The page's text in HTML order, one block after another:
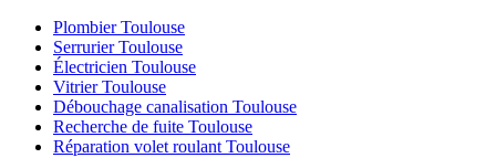
Plombier Toulouse
Serrurier Toulouse
Électricien Toulouse
Vitrier Toulouse
Débouchage canalisation Toulouse
Recherche de fuite Toulouse
Réparation volet roulant Toulouse